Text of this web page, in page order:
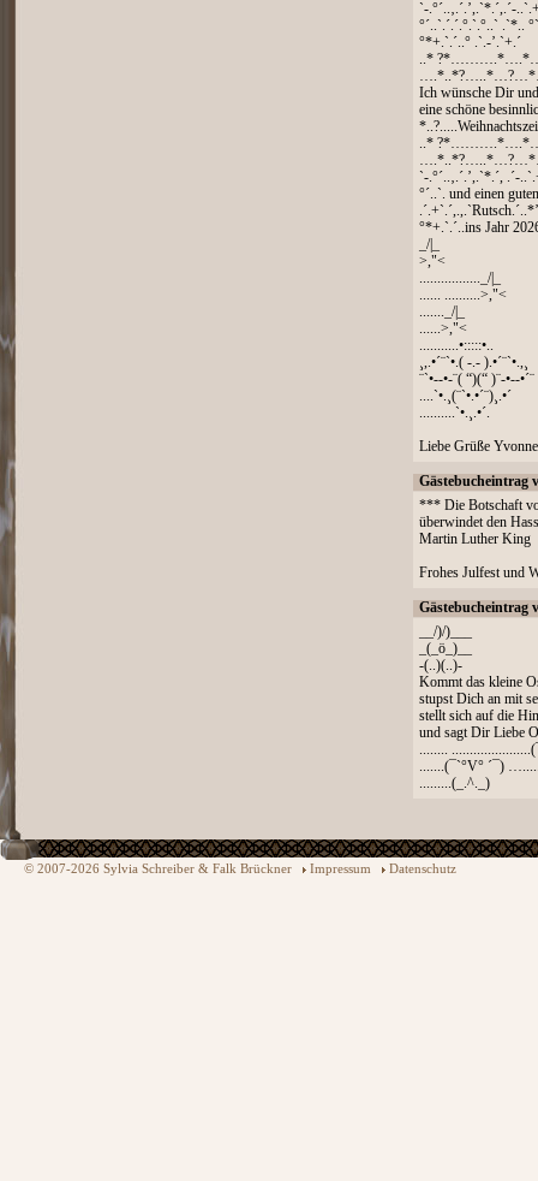
`-.°´..‚.´.’,.`*.´,.´-
°´..`.´.´.°.`.°..` .`*..
°*+.`.´..° .`.-’.`+.´
..*
Ich wünsche Dir
eine schöne
..*
`-.°´..‚.´.’,.`*.´, .´-
°´..`. und einen
°*+.`.´..ins Jahr
_/|_
>,"<
................._/|_
...... ..........>,"<
......._/|_
......>,"<
...........•:::::•..
¸,.•´¨`•.( -.- ).•´¨`•.,¸
¨`•--•-¨( “)(“ )¨-•--•´¨
....`•.¸(¨`•.•´¨)¸.•´
..........`•.¸.•´.
Liebe Grüße Yvonne
Gästebucheintrag
*** Die Botschaft
überwindet den
Martin Luther King
Frohes Julfest und
Gästebucheintrag
__/)/)___
_(_ö_)__
-(..)(..)-
Kommt das kleine
stupst Dich an mit
stellt sich auf die
und sagt Dir Liebe
........
.......(¯`°V° ´¯)
.........(_.^._)
© 2007-2026 Sylvia Schreiber & Falk Brückner Impressum Datenschutz